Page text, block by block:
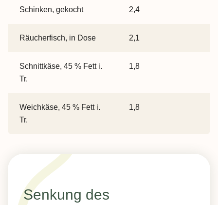
Schinken, gekocht 2,4
Räucherfisch, in Dose 2,1
Schnittkäse, 45 % Fett i.
Tr.
1,8
Weichkäse, 45 % Fett i.
Tr.
1,8
Senkung des